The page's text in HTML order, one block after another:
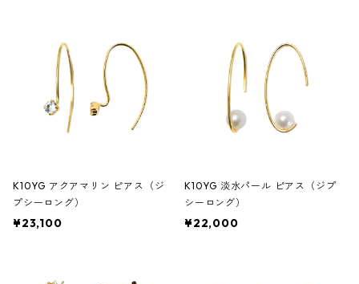
K10YG アクアマリン ピアス（ジ
プシーロング）
¥23,100
K10YG 淡水パール ピアス（ジプ
シーロング）
¥22,000